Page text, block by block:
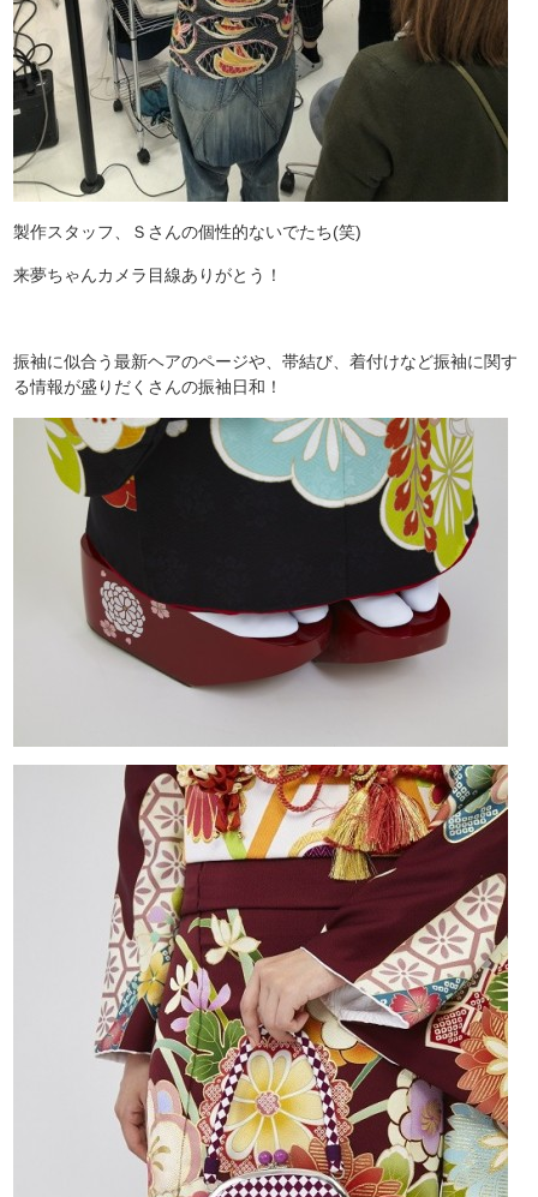
製作スタッフ、Ｓさんの個性的ないでたち(笑)
来夢ちゃんカメラ目線ありがとう！
振袖に似合う最新ヘアのページや、帯結び、着付けなど振袖に関す
る情報が盛りだくさんの振袖日和！